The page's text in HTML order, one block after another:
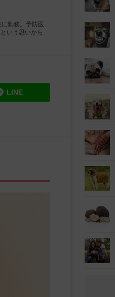
勤務。予防医
いう思いから
LINE